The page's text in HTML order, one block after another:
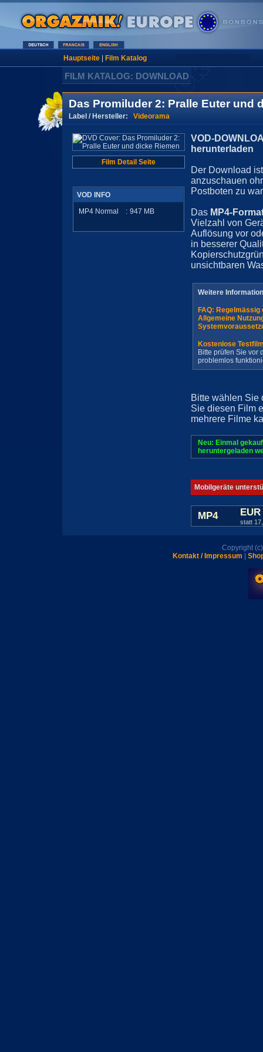
Hauptseite| Film Katalog
FILM KATALOG: DOWNLOAD
Das Promiluder 2: Pralle Euter und
Label / Hersteller: Videorama
Film Detail Seite
VOD INFO
MP4 Normal
: 947 MB
VOD-
herunterladen
Der Download
anzuschauen
Postboten zu
Das MP4-
Vielzahl von
Auflösung vor
in besserer
unsichtbaren
Weitere
FAQ:
Allgemeine
Kostenlose
Bitte prüfen Sie vor
problemlos
Bitte wählen Sie
Sie diesen Film
mehrere Filme
Neu: Einmal
heruntergeladen
Mobilgeräte
MP4
statt
Copyright
Kontakt / Impressum